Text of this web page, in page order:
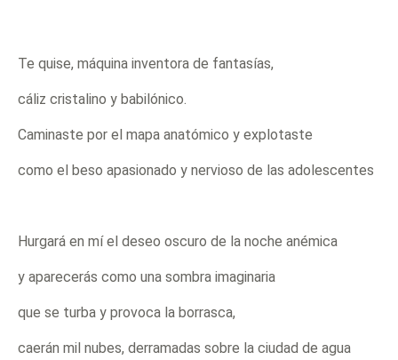
Te quise, máquina inventora de fantasías,
cáliz cristalino y babilónico.
Caminaste por el mapa anatómico y explotaste
como el beso apasionado y nervioso de las adolescentes
Hurgará en mí el deseo oscuro de la noche anémica
y aparecerás como una sombra imaginaria
que se turba y provoca la borrasca,
caerán mil nubes, derramadas sobre la ciudad de agua